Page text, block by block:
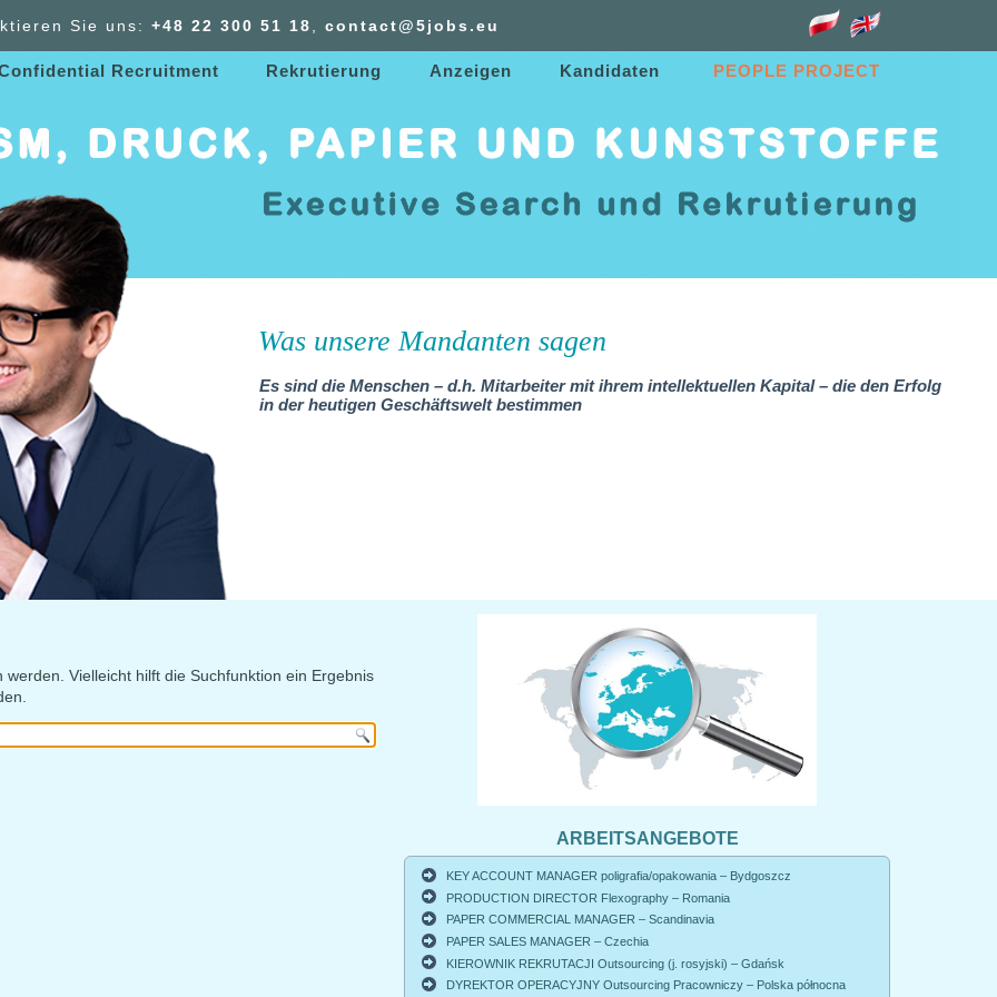
Sie uns: +48 22 300 51 18 contact@5jobs.eu
Recruitment Rekrutierung Anzeigen Kandidaten PEOPLE PROJECT
Was unsere Mandanten sagen
Es sind die Menschen – d.h. Mitarbeiter mit ihrem intellektuellen Kapital – die den Erfolg
in der heutigen Geschäftswelt bestimmen
Vielleicht hilft die Suchfunktion ein Ergebnis
ARBEITSANGEBOTE
KEY ACCOUNT MANAGER poligrafia/opakowania – Bydgoszcz
PRODUCTION DIRECTOR Flexography – Romania
PAPER COMMERCIAL MANAGER – Scandinavia
PAPER SALES MANAGER – Czechia
KIEROWNIK REKRUTACJI Outsourcing (j. rosyjski) – Gdańsk
DYREKTOR OPERACYJNY Outsourcing Pracowniczy – Polska północna